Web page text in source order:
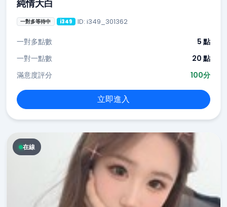
純情大白
一對多等待中 i349 ID: i349_301362
一對多點數
5 點
一對一點數
20 點
滿意度評分
100分
立即進入
在線